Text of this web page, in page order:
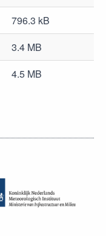
796.3 kB
3.4 MB
4.5 MB